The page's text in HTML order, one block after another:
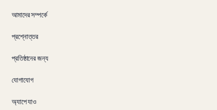
আমাদের সম্পর্কে
প্রশ্নোত্তর
প্রতিষ্ঠানের জন্য
যোগাযোগ
অ্যাপে যাও